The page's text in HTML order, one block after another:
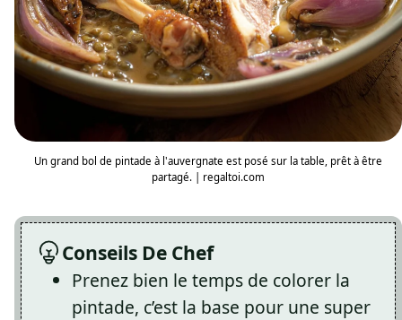
Un grand bol de pintade à l'auvergnate est posé sur la table, prêt à être
partagé. | regaltoi.com
Conseils De Chef
Prenez bien le temps de colorer la
pintade, c’est la base pour une super